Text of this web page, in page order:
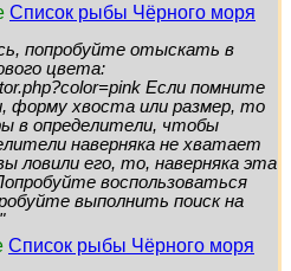
Список рыбы Чёрного моря
попробуйте отыскать в
цвета:
Если помните
форму хвоста или размер, то
в определители, чтобы
наверняка не хватает
ловили его, то, наверняка эта
воспользоваться
выполнить поиск на
Список рыбы Чёрного моря